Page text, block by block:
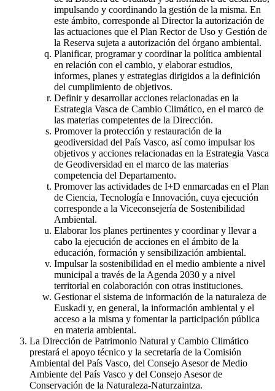
impulsando y coordinando la gestión de la misma. En
este ámbito, corresponde al Director la autorización de
las actuaciones que el Plan Rector de Uso y Gestión de
la Reserva sujeta a autorización del órgano ambiental.
Planificar, programar y coordinar la política ambiental
en relación con el cambio, y elaborar estudios,
informes, planes y estrategias dirigidos a la definición
del cumplimiento de objetivos.
Definir y desarrollar acciones relacionadas en la
Estrategia Vasca de Cambio Climático, en el marco de
las materias competentes de la Dirección.
Promover la protección y restauración de la
geodiversidad del País Vasco, así como impulsar los
objetivos y acciones relacionadas en la Estrategia Vasca
de Geodiversidad en el marco de las materias
competencia del Departamento.
Promover las actividades de I+D enmarcadas en el Plan
de Ciencia, Tecnología e Innovación, cuya ejecución
corresponde a la Viceconsejería de Sostenibilidad
Ambiental.
Elaborar los planes pertinentes y coordinar y llevar a
cabo la ejecución de acciones en el ámbito de la
educación, formación y sensibilización ambiental.
Impulsar la sostenibilidad en el medio ambiente a nivel
municipal a través de la Agenda 2030 y a nivel
territorial en colaboración con otras instituciones.
Gestionar el sistema de información de la naturaleza de
Euskadi y, en general, la información ambiental y el
acceso a la misma y fomentar la participación pública
en materia ambiental.
La Dirección de Patrimonio Natural y Cambio Climático
prestará el apoyo técnico y la secretaría de la Comisión
Ambiental del País Vasco, del Consejo Asesor de Medio
Ambiente del País Vasco y del Consejo Asesor de
Conservación de la Naturaleza-Naturzaintza.